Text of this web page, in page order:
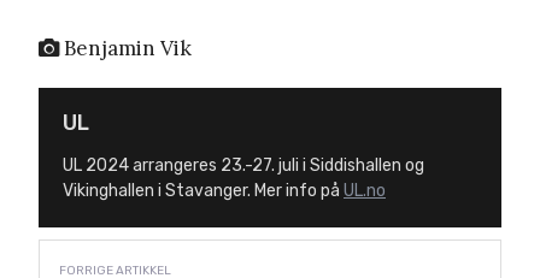
Benjamin Vik
UL
UL 2024 arrangeres 23.-27. juli i Siddishallen og
Vikinghallen i Stavanger. Mer info på UL.no